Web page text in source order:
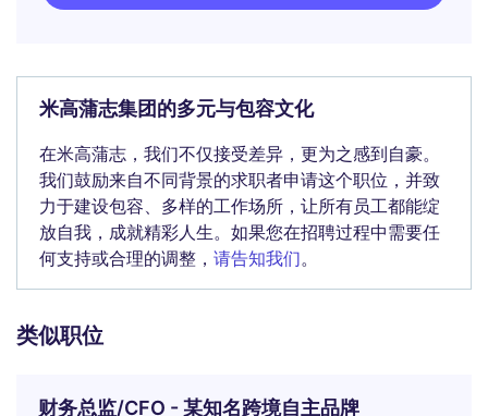
米高蒲志集团的多元与包容文化
在米高蒲志，我们不仅接受差异，更为之感到自豪。
我们鼓励来自不同背景的求职者申请这个职位，并致
力于建设包容、多样的工作场所，让所有员工都能绽
放自我，成就精彩人生。如果您在招聘过程中需要任
何支持或合理的调整， 请告知我们。
类似职位
财务总监/CFO - 某知名跨境自主品牌